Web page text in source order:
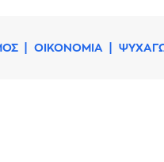
ΟΙΚΟΝΟΜΙΑ